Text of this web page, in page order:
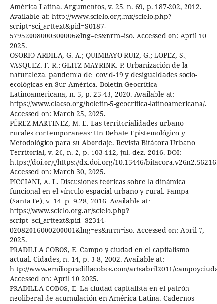
América Latina. Argumentos, v. 25, n. 69, p. 187-202, 2012.
Available at: http://www.scielo.org.mx/scielo.php?
script=sci_arttext&pid=S0187-
57952008000300006&lng=es&nrm=iso. Accessed on: April 10
2025.
OSORIO ARDILA, G. A.; QUIMBAYO RUIZ, G.; LOPEZ, S.;
VASQUEZ, F. R.; GLITZ MAYRINK, P. Urbanización de la
naturaleza, pandemia del covid-19 y desigualdades socio-
ecológicas en Sur América. Boletín Geocrítica
Latinoamericana, n. 5, p. 25-43, 2020. Available at:
https://www.clacso.org/boletin-5-geocritica-latinoamericana/.
Accessed on: March 25, 2025.
PÉREZ-MARTINEZ, M. E. Las territorialidades urbano
rurales contemporaneas: Un Debate Epistemológico y
Metodológico para su Abordaje. Revista Bitácora Urbano
Territorial, v. 26, n. 2, p. 103-112, jul.-dez. 2016. DOI:
https://doi.org/https://dx.doi.org/10.15446/
Accessed on: March 30, 2025.
PICCIANI, A. L. Discusiones teóricas sobre la dinámica
funcional en el vínculo espacial urbano y rural. Pampa
(Santa Fe), v. 14, p. 9-28, 2016. Available at:
https://www.scielo.org.ar/scielo.php?
script=sci_arttext&pid=S2314-
02082016000200001&lng=es&nrm=iso. Accessed on: April 7,
2025.
PRADILLA COBOS, E. Campo y ciudad en el capitalismo
actual. Cidades, n. 14, p. 3-8, 2002. Available at:
http://www.emiliopradillacobos.com/artsabril2011/
Accessed on: April 10 2025.
PRADILLA COBOS, E. La ciudad capitalista en el patrón
neoliberal de acumulación en América Latina. Cadernos